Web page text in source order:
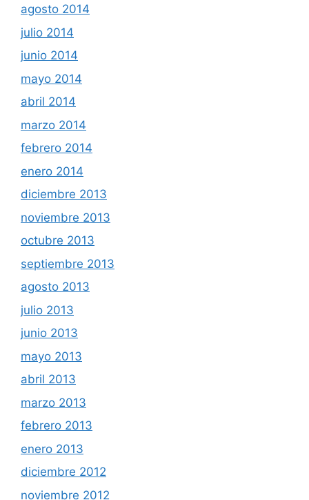
agosto 2014
julio 2014
junio 2014
mayo 2014
abril 2014
marzo 2014
febrero 2014
enero 2014
diciembre 2013
noviembre 2013
octubre 2013
septiembre 2013
agosto 2013
julio 2013
junio 2013
mayo 2013
abril 2013
marzo 2013
febrero 2013
enero 2013
diciembre 2012
noviembre 2012